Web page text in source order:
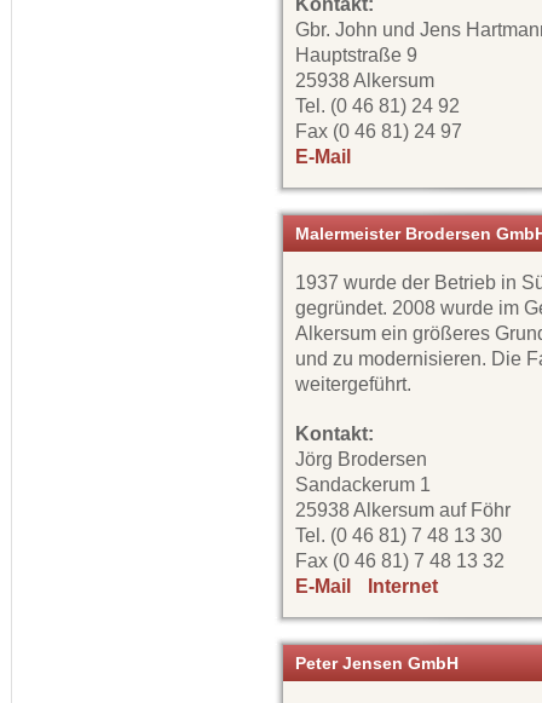
Gbr. John und Jens
Hauptstraße 9
25938 Alkersum
Tel. (0 46 81) 24 92
Fax (0 46 81) 24 97
E-Mail
Malermeister Brodersen
1937 wurde der Betrieb in
gegründet. 2008 wurde im
Alkersum ein größeres
und zu modernisieren. Die
weitergeführt.
Kontakt:
Jörg Brodersen
Sandackerum 1
25938 Alkersum auf Föhr
Tel. (0 46 81) 7 48 13 30
Fax (0 46 81) 7 48 13 32
E-Mail
Internet
Peter Jensen GmbH